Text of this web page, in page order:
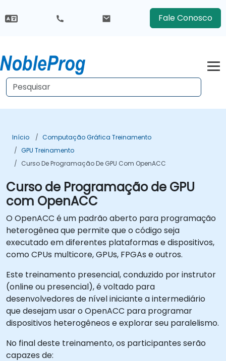
Fale Conosco
Início
Computação Gráfica Treinamento
GPU Treinamento
Curso De Programação De GPU Com OpenACC
Curso de Programação de GPU
com OpenACC
O OpenACC é um padrão aberto para programação
heterogênea que permite que o código seja
executado em diferentes plataformas e dispositivos,
como CPUs multicore, GPUs, FPGAs e outros.
Este treinamento presencial, conduzido por instrutor
(online ou presencial), é voltado para
desenvolvedores de nível iniciante a intermediário
que desejam usar o OpenACC para programar
dispositivos heterogêneos e explorar seu paralelismo.
No final deste treinamento, os participantes serão
capazes de: